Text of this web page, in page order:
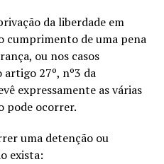
da liberdade em
cumprimento de uma pena
ou nos casos
27º, nº3 da
expressamente as várias
pode ocorrer.
uma detenção ou
exista: